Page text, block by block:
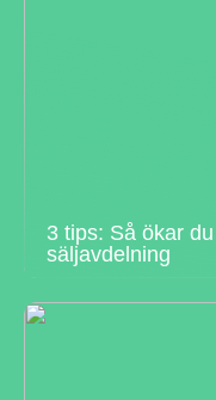
3 tips: Så ökar
säljavdelning